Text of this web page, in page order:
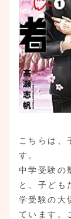
こちらは、
す。
中学受験の
と、子ども
学受験の大
ています。